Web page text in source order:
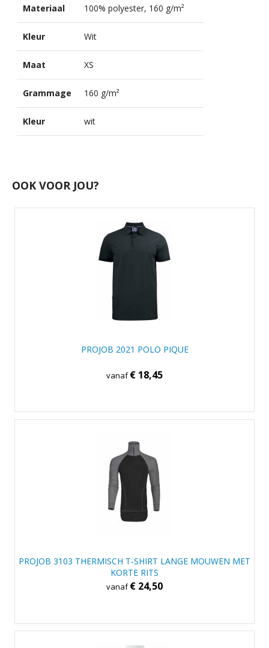
Materiaal 100% polyester, 160 g/m²
Kleur Wit
Maat XS
Grammage 160 g/m²
Kleur wit
OOK VOOR JOU?
PROJOB 2021 POLO PIQUE
vanaf€ 18,45
PROJOB 3103 THERMISCH T-SHIRT LANGE MOUWEN MET
KORTE RITS
vanaf€ 24,50